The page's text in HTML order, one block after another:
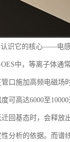
识它的核心——电
中，等离子体通
口施加高频电磁
可高达6000至
回基态时，会释放
析的依据。而谱